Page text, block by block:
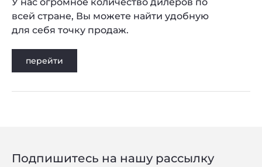
перейти
всей стране, Вы можете найти удобную
для себя точку продаж.
Подпишитесь на нашу рассылку